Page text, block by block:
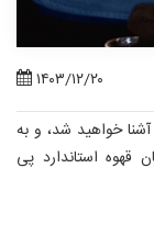
۱۴۰۳/۱۲/۲۰
خواهید شد، و به
استاندارد پی